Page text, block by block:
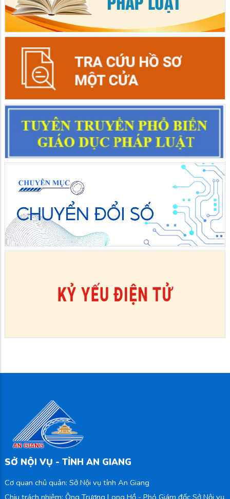
SỞ NỘI VỤ - TỈNH AN GIANG
Cơ quan chủ quản: Sở Nội vụ tỉnh An Giang